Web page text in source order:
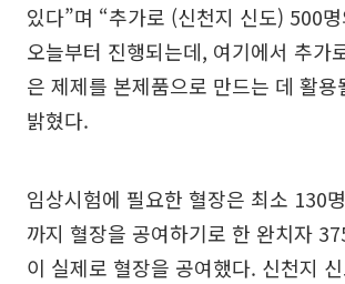
있다”며 “추가로 (신천지 신도) 500
오늘부터 진행되는데, 여기에서 추가
은 제제를 본제품으로 만드는 데 활용
밝혔다.
임상시험에 필요한 혈장은 최소 130
까지 혈장을 공여하기로 한 완치자
이 실제로 혈장을 공여했다. 신천지